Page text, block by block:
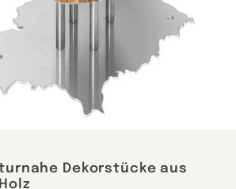
Dekorstücke aus